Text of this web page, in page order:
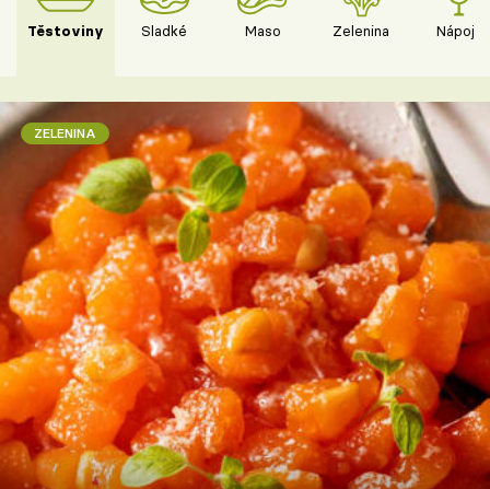
Těstoviny Sladké Maso Zelenina Nápoje
ZELENINA